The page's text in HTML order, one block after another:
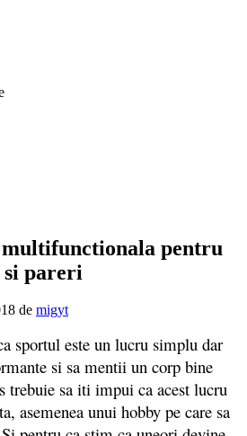
pentru
si pareri
de migyt
sportul este un lucru simplu dar
si sa mentii un corp bine
trebuie sa iti impui ca acest lucru
asemenea unui hobby pe care sa